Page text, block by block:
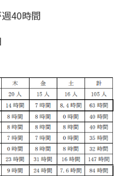
40時間